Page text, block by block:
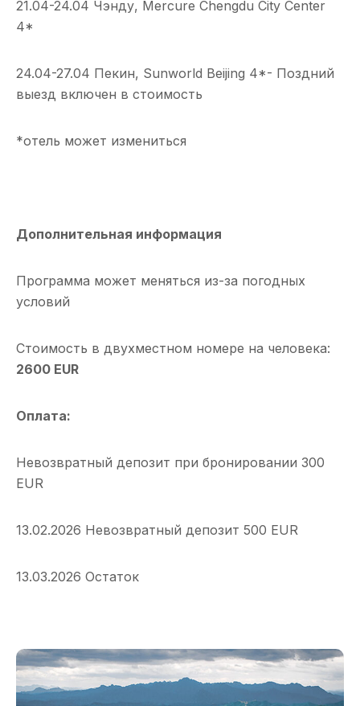
21.04-24.04 Чэнду, Mercure Chengdu City Center
4*
24.04-27.04 Пекин, Sunworld Beijing 4*- Поздний
выезд включен в стоимость
*отель может измениться
Дополнительная информация
Программа может меняться из-за погодных
условий
Стоимость в двухместном номере на человека:
2600 EUR
Оплата:
Невозвратный депозит при бронировании 300
EUR
13.02.2026 Невозвратный депозит 500 EUR
13.03.2026 Остаток